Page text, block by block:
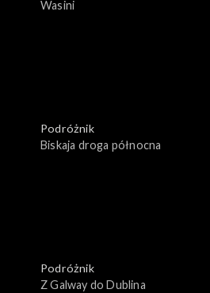
Wasini
Podróżnik
Biskaja droga północna
Podróżnik
Z Galway do Dublina